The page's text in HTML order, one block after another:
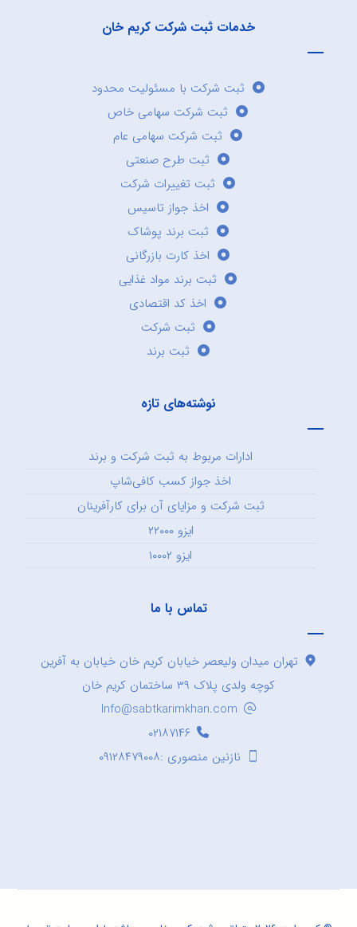
خدمات ثبت شرکت کریم خان
ثبت شرکت با مسئولیت محدود
ثبت شرکت سهامی خاص
ثبت شرکت سهامی عام
ثبت طرح صنعتی
ثبت تغییرات شرکت
اخذ جواز تاسیس
ثبت برند پوشاک
اخذ کارت بازرگانی
ثبت برند مواد غذایی
اخذ کد اقتصادی
ثبت شرکت
ثبت برند
نوشته‌های تازه
ادارات مربوط به ثبت شرکت و برند
اخذ جواز کسب کافی‌شاپ
ثبت شرکت و مزایای آن برای کارآفرینان
ایزو ۲۲۰۰۰
ایزو ۱۰۰۰۲
تماس با ما
تهران میدان ولیعصر خیابان کریم خان خیابان به آفرین
کوچه ولدی پلاک ۳۹ ساختمان کریم خان
Info@sabtkarimkhan.com
۰۲۱۸۷۱۴۶
نازنین منصوری :۰۹۱۲۸۴۷۹۰۰۸